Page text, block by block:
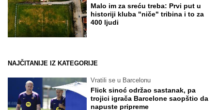
Malo im za sreću treba: Prvi put u
historiji kluba "niče" tribina i to za
400 ljudi
NAJČITANIJE IZ KATEGORIJE
Vratili se u Barcelonu
Flick sinoć održao sastanak, pa
trojici igrača Barcelone saopštio da
napuste pripreme